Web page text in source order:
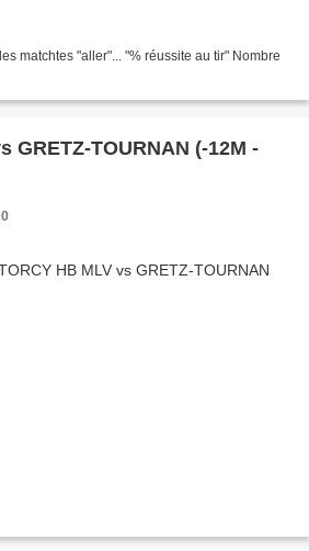
matchtes "aller"... "% réussite au tir" Nombre
GRETZ-TOURNAN (-12M -